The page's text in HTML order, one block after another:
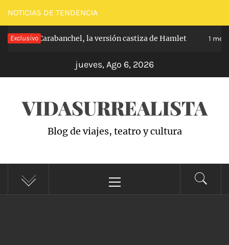
Saltar
al
contenido
NOTICIAS DE TENDENCIA
Exclusivo
de Carabanchel, la versión castiza de Hamlet 1 mes
jueves, Ago 6, 2026
VIDASURREALISTA
Blog de viajes, teatro y cultura
principal